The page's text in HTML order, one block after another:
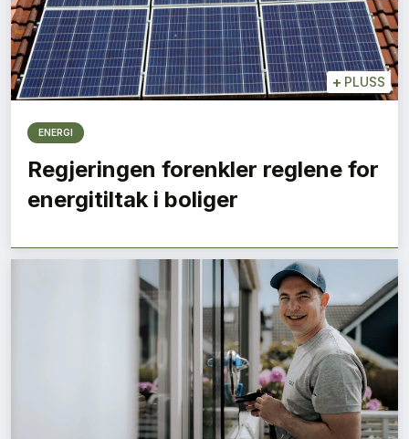
+ PLUSS
ENERGI
Regjeringen forenkler reglene for
energitiltak i boliger